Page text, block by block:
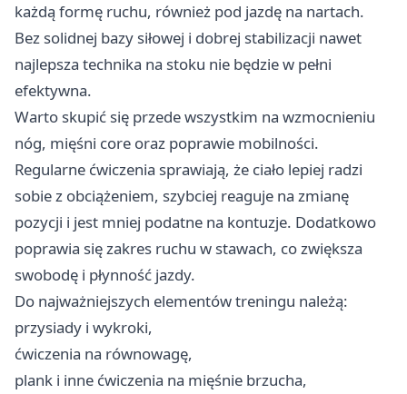
każdą formę ruchu, również pod jazdę na nartach.
Bez solidnej bazy siłowej i dobrej stabilizacji nawet
najlepsza technika na stoku nie będzie w pełni
efektywna.
Warto skupić się przede wszystkim na wzmocnieniu
nóg, mięśni core oraz poprawie mobilności.
Regularne ćwiczenia sprawiają, że ciało lepiej radzi
sobie z obciążeniem, szybciej reaguje na zmianę
pozycji i jest mniej podatne na kontuzje. Dodatkowo
poprawia się zakres ruchu w stawach, co zwiększa
swobodę i płynność jazdy.
Do najważniejszych elementów treningu należą:
przysiady i wykroki,
ćwiczenia na równowagę,
plank i inne ćwiczenia na mięśnie brzucha,